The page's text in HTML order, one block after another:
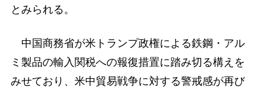
とみられる。
中国商務省が米トランプ政権による鉄鋼・アル
ミ製品の輸入関税への報復措置に踏み切る構えを
みせており、米中貿易戦争に対する警戒感が再び